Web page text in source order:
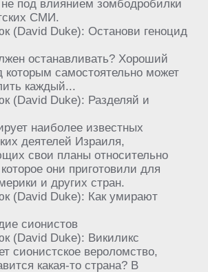
под влиянием зомбодробилки
СМИ.
(David Duke): Останови геноцид
останавливать? Хороший
которым самостоятельно может
каждый...
(David Duke): Разделяй и
наиболее известных
деятелей Израиля,
свои планы относительно
они приготовили для
и других стран.
(David Duke): Как умирают
сионистов
(David Duke): Викиликс
сионистское вероломство,
какая-то страна? В